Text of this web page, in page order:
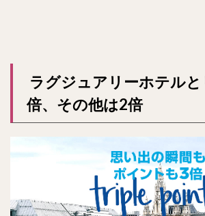
ラグジュアリーホテル
倍、その他は2倍